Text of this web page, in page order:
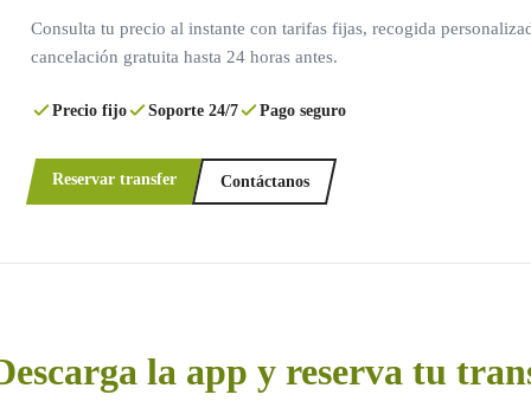
Consulta tu precio al instante con tarifas fijas, recogida
cancelación gratuita hasta 24 horas antes.
Precio fijo Soporte 24/7 Pago seguro
Reservar transfer Contáctanos
la app y reserva tu